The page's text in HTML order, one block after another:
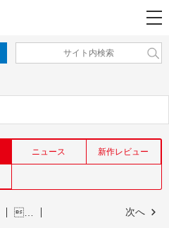
ニュース 新作レビュー
次へ
…